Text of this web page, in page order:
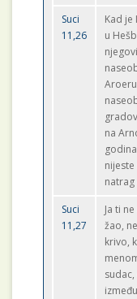
Suci
11,26
Kad
u
na
Suci
11,27
Ja ti
žao,
krivo,